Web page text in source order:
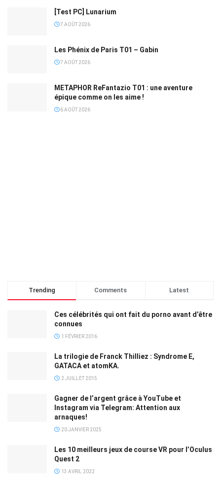
[Test PC] Lunarium
7 AOÛT 2026
Les Phénix de Paris T01 – Gabin
7 AOÛT 2026
METAPHOR ReFantazio T01 : une aventure
épique comme on les aime !
6 AOÛT 2026
Trending Comments Latest
Ces célébrités qui ont fait du porno avant d’être
connues
1 FÉVRIER 2016
La trilogie de Franck Thilliez : Syndrome E,
GATACA et atomKA.
2 JUILLET 2015
Gagner de l’argent grâce à YouTube et
Instagram via Telegram: Attention aux
arnaques!
20 JANVIER 2025
Les 10 meilleurs jeux de course VR pour l’Oculus
Quest 2
13 AVRIL 2022